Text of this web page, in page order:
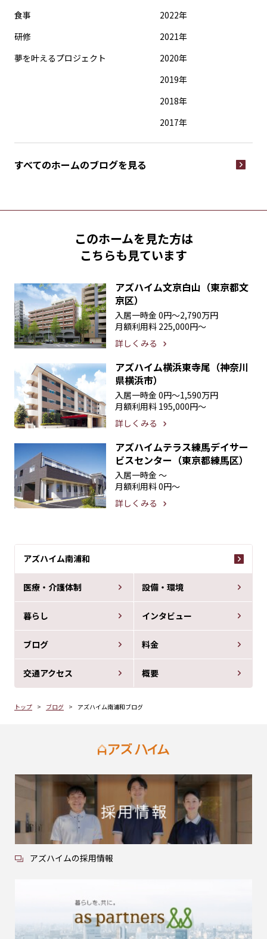
アズハイム南浦和
医療・介護体制 設備・環境
暮らし インタビュー
ブログ 料金
交通アクセス 概要
トップ ブログ アズハイム南浦和ブログ
食事
研修
夢を叶えるプロジェクト
2022年
2021年
2020年
2019年
2018年
2017年
すべてのホームのブログを見る
このホームを見た方は
こちらも見ています
アズハイム文京白山（東京都文
京区）
入居一時金 0円〜2,790万円
月額利用料 225,000円〜
詳しくみる
アズハイム横浜東寺尾（神奈川
県横浜市）
入居一時金 0円〜1,590万円
月額利用料 195,000円〜
詳しくみる
アズハイムテラス練馬デイサー
ビスセンター（東京都練馬区）
入居一時金 〜
月額利用料0円〜
詳しくみる
アズハイムの採用情報